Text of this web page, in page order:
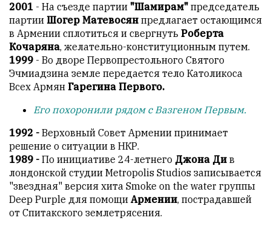
2001 - На съезде партии "Шамирам" председатель
партии Шогер Матевосян предлагает остающимся
в Армении сплотиться и свергнуть Роберта
Кочаряна, желательно-конституционным путем.
1999 - Во дворе Первопрестольного Святого
Эчмиадзина земле передается тело Католикоса
Всех Армян Гарегина Первого.
Его похоронили рядом с Вазгеном Первым.
1992 - Верховный Совет Армении принимает
решение о ситуации в НКР.
1989 - По инициативе 24-летнего Джона Ди в
лондонской студии Metropolis Studios записывается
"звездная" версия хита Smoke on the water группы
Deep Purple для помощи Армении, пострадавшей
от Спитакского землетрясения.